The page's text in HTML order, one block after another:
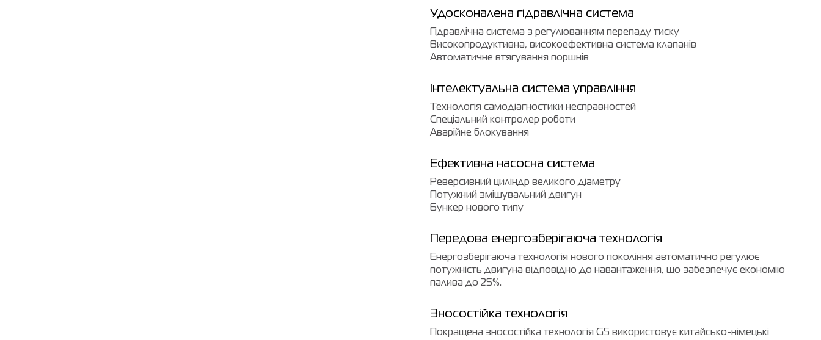
Удосконалена гідравлічна система
Гідравлічна система з регулюванням перепаду тиску
Високопродуктивна, високоефективна система клапанів
Автоматичне втягування поршнів
Інтелектуальна система управління
Технологія самодіагностики несправностей
Спеціальний контролер роботи
Аварійне блокування
Ефективна насосна система
Реверсивний циліндр великого діаметру
Потужний змішувальний двигун
Бункер нового типу
Передова енергозберігаюча технологія
Енергозберігаюча технологія нового покоління автоматично регулює
потужність двигуна відповідно до навантаження, що забезпечує економію
палива до 25%.
Зносостійка технологія
Покращена зносостійка технологія G5 використовує китайсько-німецькі